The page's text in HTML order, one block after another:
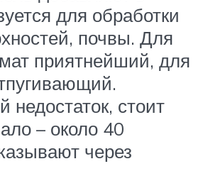
для обработки
почвы. Для
приятнейший, для
недостаток, стоит
– около 40
через